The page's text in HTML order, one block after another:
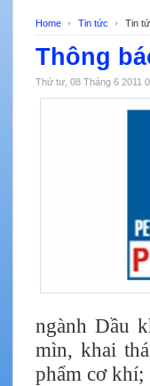
Home Tin tức Tin
Thông
Thứ tư, 08 Tháng 6 2011
ngành Dầu
mìn, khai
phẩm cơ khí;